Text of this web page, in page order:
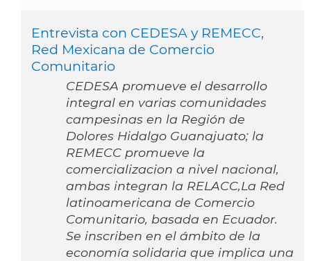
Entrevista con CEDESA y REMECC,
Red Mexicana de Comercio
Comunitario
CEDESA promueve el desarrollo
integral en varias comunidades
campesinas en la Región de
Dolores Hidalgo Guanajuato; la
REMECC promueve la
comercializacion a nivel nacional,
ambas integran la RELACC,La Red
latinoamericana de Comercio
Comunitario, basada en Ecuador.
Se inscriben en el ámbito de la
economía solidaria que implica una